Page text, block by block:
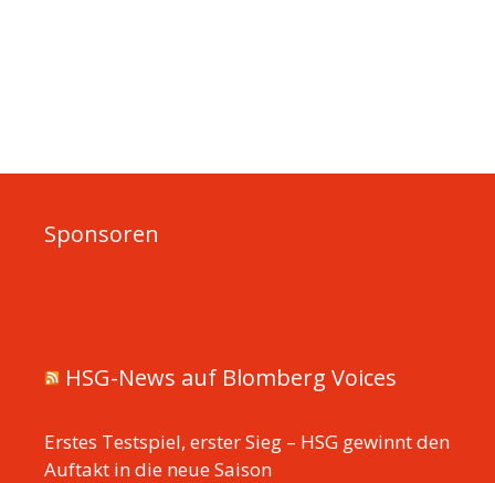
Sponsoren
HSG-News auf Blomberg Voices
Erstes Testspiel, erster Sieg – HSG gewinnt den
Auftakt in die neue Saison